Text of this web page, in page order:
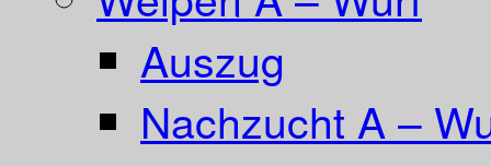
Auszug
Nachzucht A –